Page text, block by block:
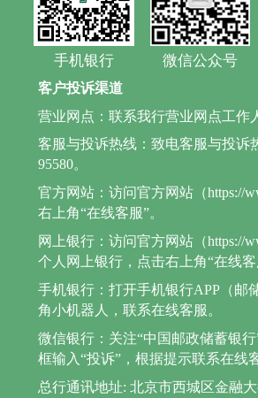
手机银行 微信公众号
客户投诉渠道
营业网点：联系我行营业网点工作
客服与投诉热线：致电客服与投诉
95580。
官方网站：访问官方网站（https://
右上角“在线客服”。
网上银行：访问官方网站（https://
个人网上银行，点击右上角“在线客
手机银行：打开手机银行APP（邮
角小机器人，联系在线客服。
微信银行：关注“中国邮政储蓄银
框输入“投诉”，根据提示联系在线
总行通讯地址: 北京市西城区金融